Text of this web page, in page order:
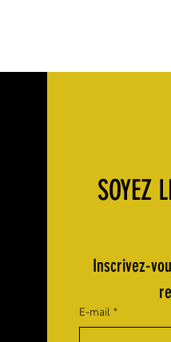
SOYEZ
Inscrivez-
E-mail *